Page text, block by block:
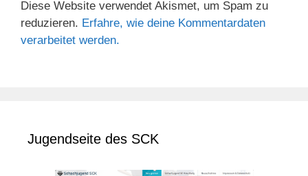
Diese Website verwendet Akismet, um Spam zu
reduzieren. Erfahre, wie deine Kommentardaten
verarbeitet werden.
Jugendseite des SCK